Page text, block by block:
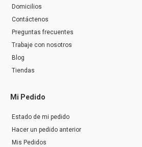
Domicilios
Contáctenos
Preguntas frecuentes
Trabaje con nosotros
Blog
Tiendas
Mi Pedido
Estado de mi pedido
Hacer un pedido anterior
Mis Pedidos